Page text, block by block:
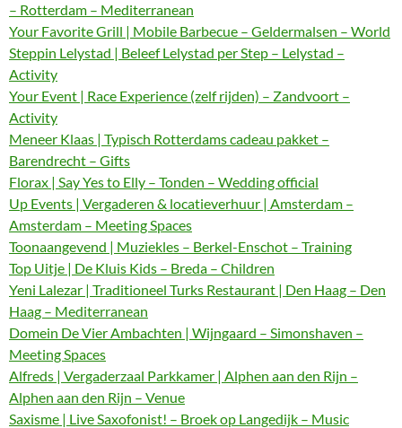
– Rotterdam – Mediterranean
Your Favorite Grill | Mobile Barbecue – Geldermalsen – World
Steppin Lelystad | Beleef Lelystad per Step – Lelystad –
Activity
Your Event | Race Experience (zelf rijden) – Zandvoort –
Activity
Meneer Klaas | Typisch Rotterdams cadeau pakket –
Barendrecht – Gifts
Florax | Say Yes to Elly – Tonden – Wedding official
Up Events | Vergaderen & locatieverhuur | Amsterdam –
Amsterdam – Meeting Spaces
Toonaangevend | Muziekles – Berkel-Enschot – Training
Top Uitje | De Kluis Kids – Breda – Children
Yeni Lalezar | Traditioneel Turks Restaurant | Den Haag – Den
Haag – Mediterranean
Domein De Vier Ambachten | Wijngaard – Simonshaven –
Meeting Spaces
Alfreds | Vergaderzaal Parkkamer | Alphen aan den Rijn –
Alphen aan den Rijn – Venue
Saxisme | Live Saxofonist! – Broek op Langedijk – Music